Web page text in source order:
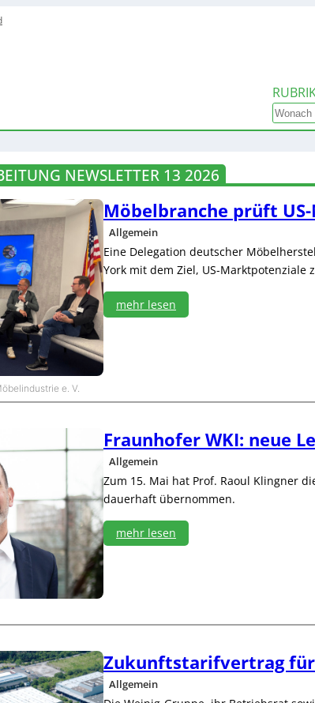
Search
NEWSLETTER 13 2026
e. V.
Möbelbranche prüft
Allgemein
Eine Delegation deutscher
York mit dem Ziel, US-
mehr lesen
:
M
ö
b
l
a
c
h
e
p
r
ü
f
U
-
a
r
k
t
Fraunhofer WKI: neue
Allgemein
Zum 15. Mai hat Prof. Raoul Klingner
dauerhaft übernommen.
mehr lesen
:
F
a
n
o
f
e
Zukunftstarifvertrag
Allgemein